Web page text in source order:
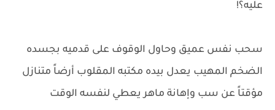
عليه؟!
سحب نفس عميق وحاول الوقوف على قدميه بجسده
الضخم المهيب يعدل بيده مكتبه المقلوب أرضاً متنازل
مؤقتاً عن سب وإهانة ماهر يعطي لنفسه الوقت